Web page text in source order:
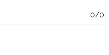
0/0